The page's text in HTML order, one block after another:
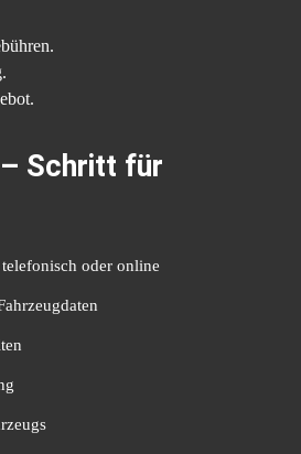
Schritt für
oder online